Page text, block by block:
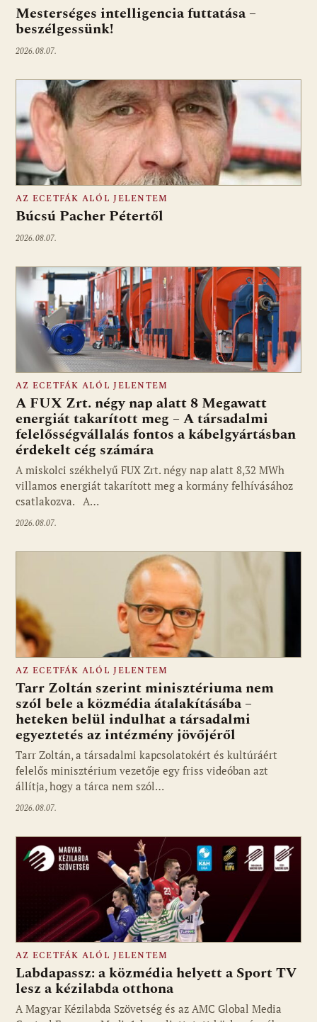
Mesterséges intelligencia futtatása –
beszélgessünk!
2026.08.07.
AZ ECETFÁK ALÓL JELENTEM
Búcsú Pacher Pétertől
2026.08.07.
AZ ECETFÁK ALÓL JELENTEM
A FUX Zrt. négy nap alatt 8 Megawatt
energiát takarított meg – A társadalmi
felelősségvállalás fontos a kábelgyártásban
érdekelt cég számára
A miskolci székhelyű FUX Zrt. négy nap alatt 8,32 MWh
villamos energiát takarított meg a kormány felhívásához
csatlakozva. A…
2026.08.07.
Fotó: media1.hu
AZ ECETFÁK ALÓL JELENTEM
Tarr Zoltán szerint minisztériuma nem
szól bele a közmédia átalakításába –
heteken belül indulhat a társadalmi
egyeztetés az intézmény jövőjéről
Tarr Zoltán, a társadalmi kapcsolatokért és kultúráért
felelős minisztérium vezetője egy friss videóban azt
állítja, hogy a tárca nem szól…
2026.08.07.
Fotó: media1.hu
AZ ECETFÁK ALÓL JELENTEM
Labdapassz: a közmédia helyett a Sport TV
lesz a kézilabda otthona
A Magyar Kézilabda Szövetség és az AMC Global Media